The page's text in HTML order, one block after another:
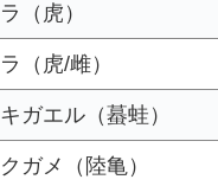
ラ（虎）
ラ（虎/雌）
ガエル（蟇蛙）
ガメ（陸亀）